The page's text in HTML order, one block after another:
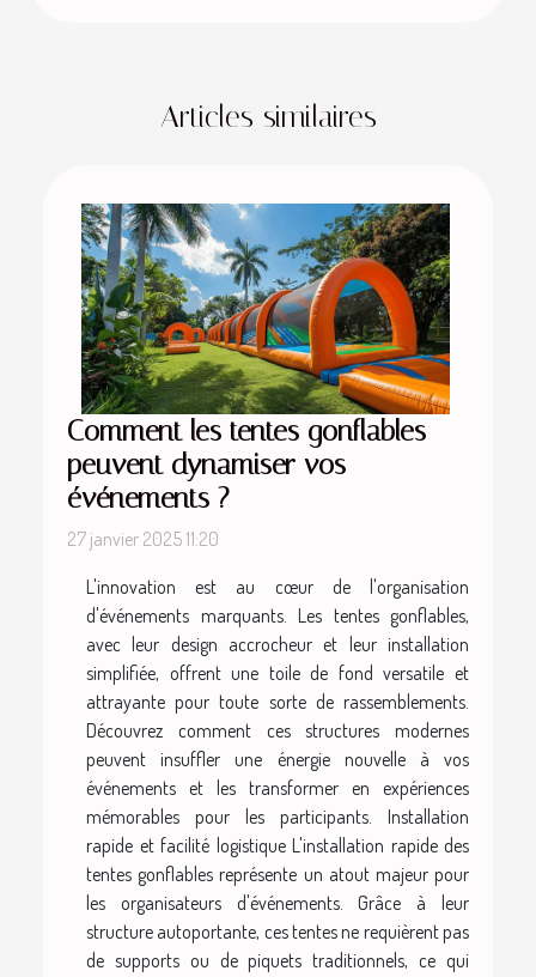
Articles similaires
Comment les tentes gonflables
peuvent dynamiser vos
événements ?
27 janvier 2025 11:20
L'innovation est au cœur de l'organisation
d'événements marquants. Les tentes gonflables,
avec leur design accrocheur et leur installation
simplifiée, offrent une toile de fond versatile et
attrayante pour toute sorte de rassemblements.
Découvrez comment ces structures modernes
peuvent insuffler une énergie nouvelle à vos
événements et les transformer en expériences
mémorables pour les participants. Installation
rapide et facilité logistique L'installation rapide des
tentes gonflables représente un atout majeur pour
les organisateurs d'événements. Grâce à leur
structure autoportante, ces tentes ne requièrent pas
de supports ou de piquets traditionnels, ce qui